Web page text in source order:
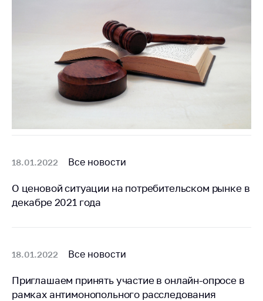
18.01.2022 Все новости
О ценовой ситуации на потребительском рынке в
декабре 2021 года
18.01.2022 Все новости
Приглашаем принять участие в онлайн-опросе в
рамках антимонопольного расследования